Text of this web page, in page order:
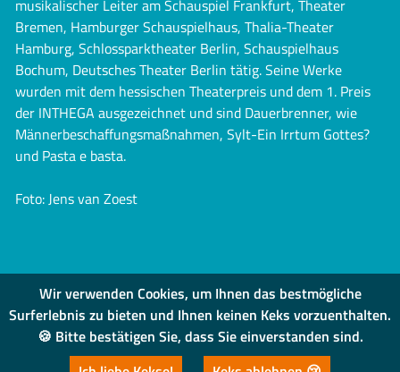
Wir verwenden Cookies, um Ihnen das bestmögliche
Surferlebnis zu bieten und Ihnen keinen Keks vorzuenthalten.
🍪 Bitte bestätigen Sie, dass Sie einverstanden sind.
musikalischer Leiter am Schauspiel Frankfurt, Theater
Bremen, Hamburger Schauspielhaus, Thalia-Theater
Hamburg, Schlossparktheater Berlin, Schauspielhaus
Bochum, Deutsches Theater Berlin tätig. Seine Werke
wurden mit dem hessischen Theaterpreis und dem 1. Preis
der INTHEGA ausgezeichnet und sind Dauerbrenner, wie
Männerbeschaffungsmaßnahmen, Sylt-Ein Irrtum Gottes?
und Pasta e basta.
Foto: Jens van Zoest
IMPRESSUM |DATENSCHUTZ